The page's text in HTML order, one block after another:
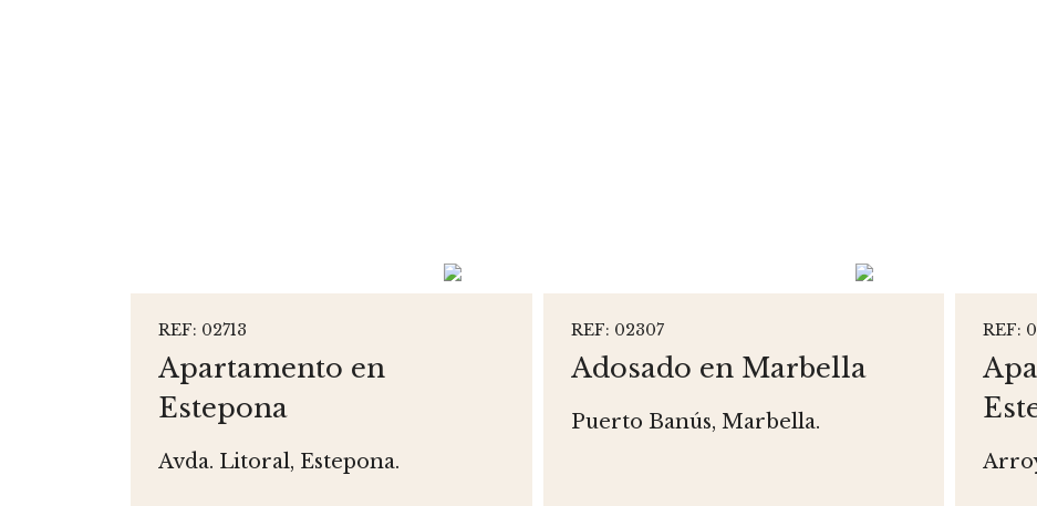
REF: 02713
Apartamento en
Estepona
Avda. Litoral, Estepona.
REF: 02307
Adosado en Marbella
Puerto Banús, Marbella.
REF: